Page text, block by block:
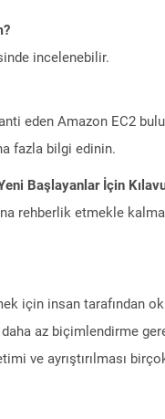
incelenebilir.
eden Amazon EC2
fazla bilgi edinin.
Başlayanlar İçin
rehberlik etmekle
için insan tarafından
az biçimlendirme
ve ayrıştırılması